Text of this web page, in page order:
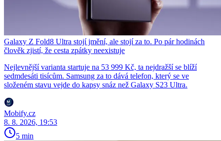
Galaxy Z Fold8 Ultra stojí jmění, ale stojí za to. Po pár hodinách
člověk zjistí, že cesta zpátky neexistuje
Nejlevnější varianta startuje na 53 999 Kč, ta nejdražší se blíží
sedmdesáti tisícům. Samsung za to dává telefon, který se ve
složeném stavu vejde do kapsy snáz než Galaxy S23 Ultra.
Mobify.cz
8. 8. 2026, 19:53
5 min